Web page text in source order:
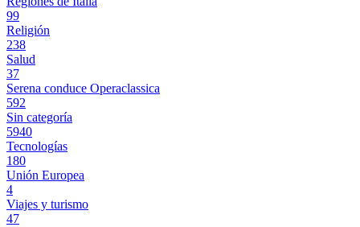
99
Religión
238
Salud
37
Serena conduce Operaclassica
592
Sin categoría
5940
Tecnologías
180
Unión Europea
4
Viajes y turismo
47